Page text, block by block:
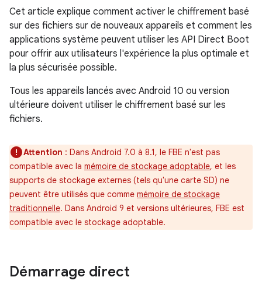
Cet article explique comment activer le chiffrement basé
sur des fichiers sur de nouveaux appareils et comment les
applications système peuvent utiliser les API Direct Boot
pour offrir aux utilisateurs l'expérience la plus optimale et
la plus sécurisée possible.
Tous les appareils lancés avec Android 10 ou version
ultérieure doivent utiliser le chiffrement basé sur les
fichiers.
Attention : Dans Android 7.0 à 8.1, le FBE n'est pas
compatible avec la mémoire de stockage adoptable, et les
supports de stockage externes (tels qu'une carte SD) ne
peuvent être utilisés que comme mémoire de stockage
traditionnelle. Dans Android 9 et versions ultérieures, FBE est
compatible avec le stockage adoptable.
Démarrage direct